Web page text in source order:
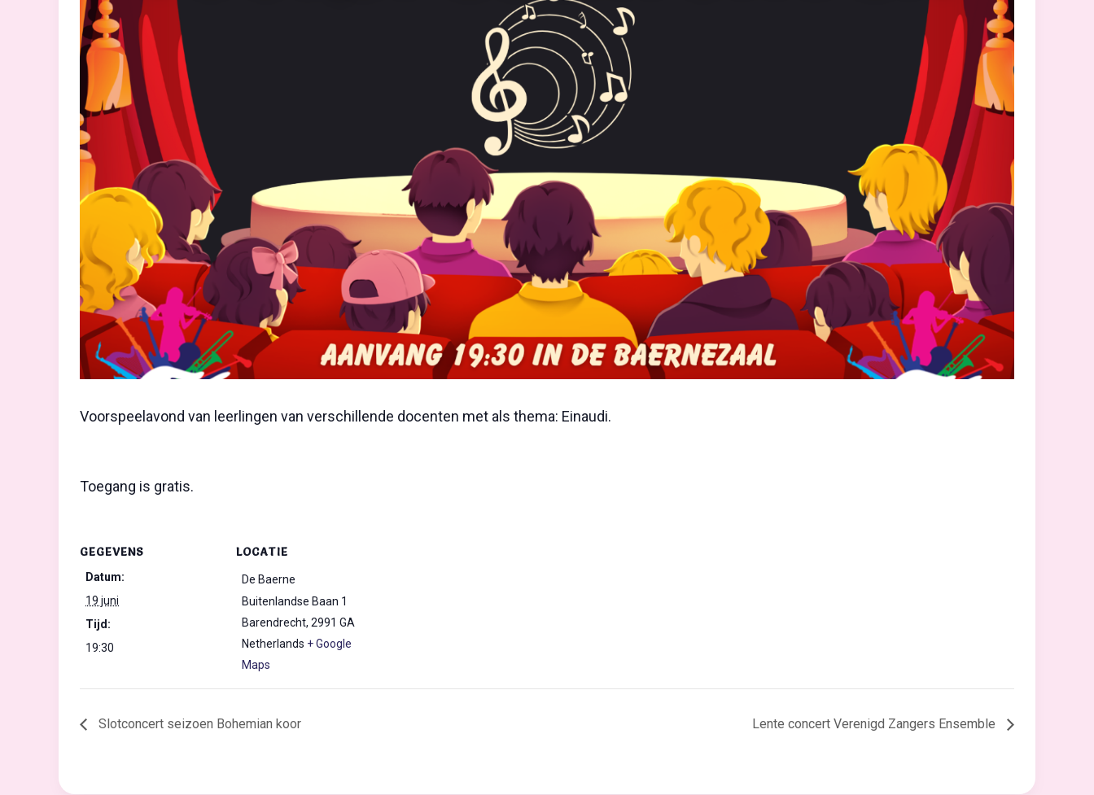
Voorspeelavond van leerlingen van verschillende docenten met als thema: Einaudi.
Toegang is gratis.
GEGEVENS
Datum:
19 juni
Tijd:
19:30
LOCATIE
De Baerne
Buitenlandse Baan 1
Barendrecht, 2991 GA
Netherlands + Google
Maps
Slotconcert seizoen Bohemian koor Lente concert Verenigd Zangers Ensemble